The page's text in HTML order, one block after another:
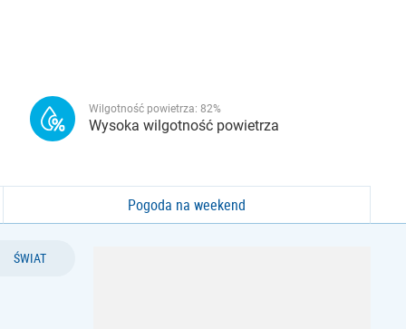
Wilgotność powietrza: 82%
Wysoka wilgotność powietrza
Pogoda na weekend
ŚWIAT